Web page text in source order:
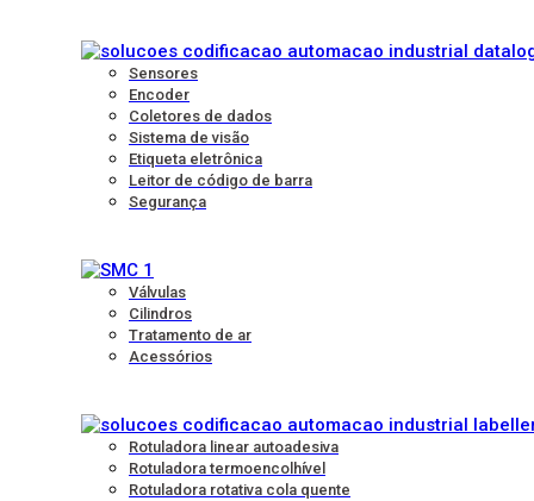
Sensores
Encoder
Coletores de dados
Sistema de visão
Etiqueta eletrônica
Leitor de código de barra
Segurança
Válvulas
Cilindros
Tratamento de ar
Acessórios
Rotuladora linear autoadesiva
Rotuladora termoencolhível
Rotuladora rotativa cola quente